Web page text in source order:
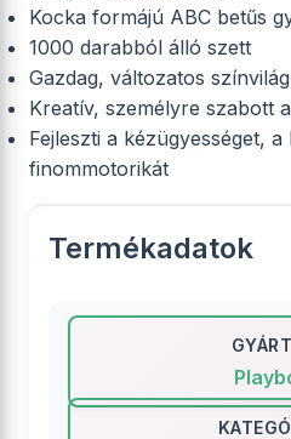
Kocka formájú ABC betűs
1000 darabból álló szett
Gazdag, változatos színvilág
Kreatív, személyre szabott
Fejleszti a kézügyességet,
finommotorikát
Termékadatok